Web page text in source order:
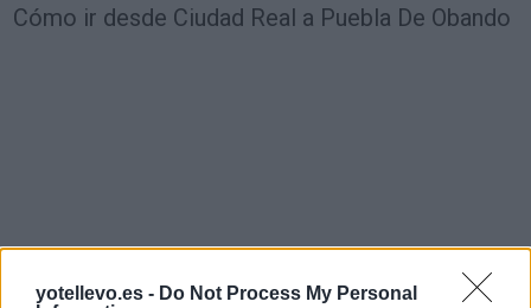
yotellevo.es - Do Not Process My Personal
Cómo ir desde Ciudad Real a Puebla De Obando